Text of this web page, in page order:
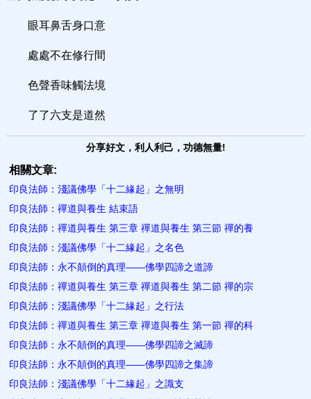
眼耳鼻舌身口意
處處不在修行間
色聲香味觸法境
了了六支是道然
分享好文，利人利己，功德無量!
相關文章:
印良法師：淺議佛學「十二緣起」之無明
印良法師：禪道與養生 結束語
印良法師：禪道與養生 第三章 禪道與養生 第三節 禪的養
印良法師：淺議佛學「十二緣起」之名色
印良法師：永不顛倒的真理——佛學四諦之道諦
印良法師：禪道與養生 第三章 禪道與養生 第二節 禪的宗
印良法師：淺議佛學「十二緣起」之行法
印良法師：禪道與養生 第三章 禪道與養生 第一節 禪的科
印良法師：永不顛倒的真理——佛學四諦之滅諦
印良法師：永不顛倒的真理——佛學四諦之集諦
印良法師：淺議佛學「十二緣起」之識支